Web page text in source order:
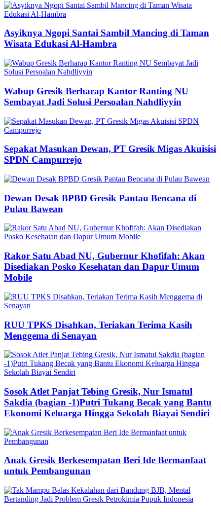
Asyiknya Ngopi Santai Sambil Mancing di Taman
Wisata Edukasi Al-Hambra
Wabup Gresik Berharap Kantor Ranting NU
Sembayat Jadi Solusi Persoalan Nahdliyyin
Sepakat Masukan Dewan, PT Gresik Migas Akuisisi
SPDN Campurrejo
Dewan Desak BPBD Gresik Pantau Bencana di
Pulau Bawean
Rakor Satu Abad NU, Gubernur Khofifah: Akan
Disediakan Posko Kesehatan dan Dapur Umum
Mobile
RUU TPKS Disahkan, Teriakan Terima Kasih
Menggema di Senayan
Sosok Atlet Panjat Tebing Gresik, Nur Ismatul
Sakdia (bagian -1)Putri Tukang Becak yang Bantu
Ekonomi Keluarga Hingga Sekolah Biayai Sendiri
Anak Gresik Berkesempatan Beri Ide Bermanfaat
untuk Pembangunan